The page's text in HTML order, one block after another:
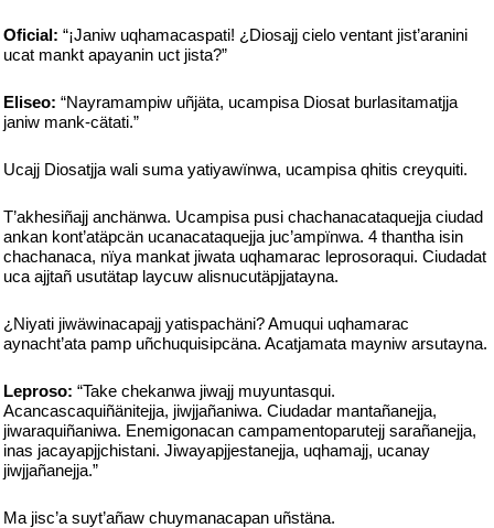
Oficial: “¡Janiw uqhamacaspati! ¿Diosajj cielo ventant jist’aranini
ucat mankt apayanin uct jista?”
Eliseo: “Nayramampiw uñjäta, ucampisa Diosat burlasitamatjja
janiw mank-cätati.”
Ucajj Diosatjja wali suma yatiyawïnwa, ucampisa qhitis creyquiti.
T’akhesiñajj anchänwa. Ucampisa pusi chachanacataquejja ciudad
ankan kont’atäpcän ucanacataquejja juc’ampïnwa. 4 thantha isin
chachanaca, nïya mankat jiwata uqhamarac leprosoraqui. Ciudadat
uca ajjtañ usutätap laycuw alisnucutäpjjatayna.
¿Niyati jiwäwinacapajj yatispachäni? Amuqui uqhamarac
aynacht’ata pamp uñchuquisipcäna. Acatjamata mayniw arsutayna.
Leproso: “Take chekanwa jiwajj muyuntasqui.
Acancascaquiñänitejja, jiwjjañaniwa. Ciudadar mantañanejja,
jiwaraquiñaniwa. Enemigonacan campamentoparutejj sarañanejja,
inas jacayapjjchistani. Jiwayapjjestanejja, uqhamajj, ucanay
jiwjjañanejja.”
Ma jisc’a suyt’añaw chuymanacapan uñstäna.